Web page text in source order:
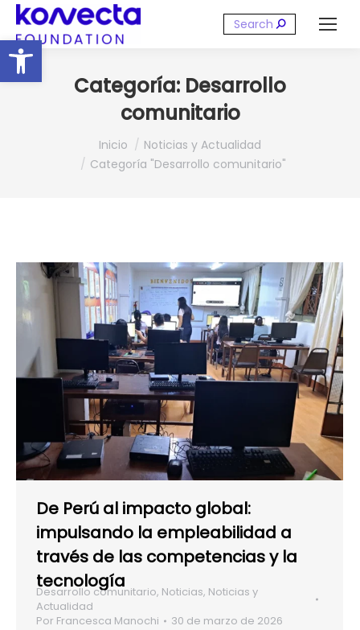
Abrir barra de herramientas
Buscar:
Categoría: Desarrollo
comunitario
Inicio
Noticias y Actualidad
Categoría "Desarrollo comunitario"
De Perú al impacto global:
impulsando la empleabilidad a
través de las competencias y la
tecnología
Desarrollo comunitario, Noticias, Noticias y
Actualidad
Por Francesca Manochi 30 de marzo de 2026